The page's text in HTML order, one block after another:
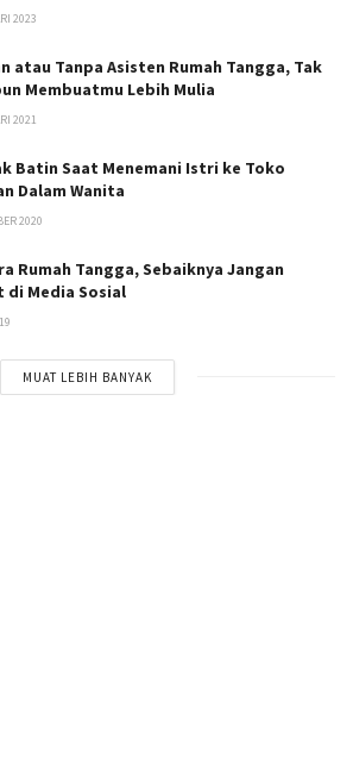
2023
atau Tanpa Asisten Rumah Tangga, Tak
Membuatmu Lebih Mulia
2021
Batin Saat Menemani Istri ke Toko
Dalam Wanita
2020
Rumah Tangga, Sebaiknya Jangan
di Media Sosial
MUAT LEBIH BANYAK